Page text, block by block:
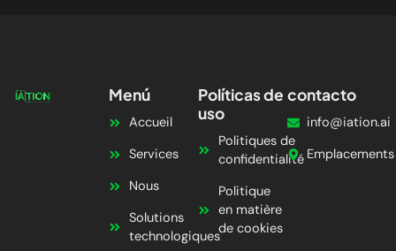
Menú
Accueil
Services
Nous
Solutions
technologiques
Políticas de
uso
Politiques de
confidentialité
Politique
en matière
de cookies
contacto
info@iation.ai
Emplacements